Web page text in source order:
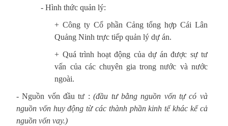
- Hình thức quản lý:
+ Công ty Cổ phần Cảng tổng hợp Cái Lân
Quảng Ninh trực tiếp quản lý dự án.
+ Quá trình hoạt động của dự án được sự tư
vấn của các chuyên gia trong nước và nước
ngoài.
- Nguồn vốn đầu tư :(đầu tư bằng nguồn vốn tự có và
nguồn vốn huy động từ các thành phần kinh tế khác kể cả
nguồn vốn vay.)